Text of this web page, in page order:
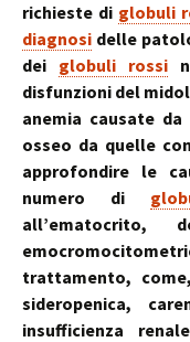
richieste di globuli
diagnosi delle
dei globuli rossi
disfunzioni del
anemia causate
osseo da quelle
approfondire le
numero di
all’ematocrito,
trattamento,
sideropenica,
insufficienza